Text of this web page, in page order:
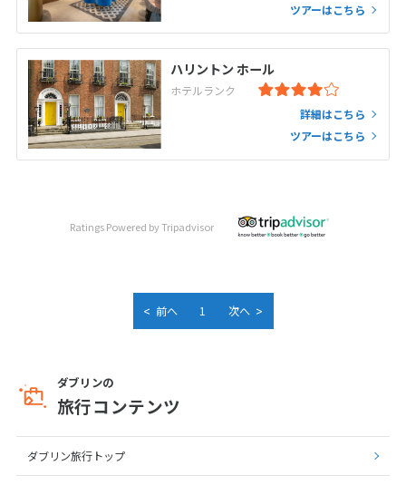
ツアーはこちら
ハリントン ホール
ホテルランク
詳細はこちら
ツアーはこちら
Ratings Powered by Tripadvisor
< 前へ 1 次へ >
ダブリンの
旅行コンテンツ
ダブリン旅行トップ